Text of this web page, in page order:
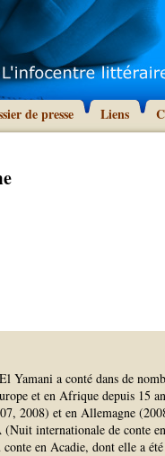
de presse Liens
Yamani a conté dans de
et en Afrique depuis 15
2008) et en Allemagne
internationale de conte
en Acadie, dont elle a